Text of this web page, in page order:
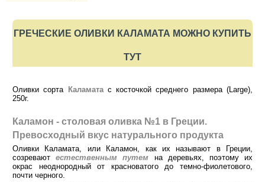
ГРЕЧЕСКИЕ ОЛИВКИ КАЛАМАТА МОЖНО КУПИТЬ
ТУТ
Оливки сорта Каламатас косточкой среднего размера (Large),
250г.
Каламон - столовая оливка №1 в Греции.
Превосходный вкус натурального продукта
Оливки Каламата, или Каламон, как их называют в Греции,
созреваютестественным путем на деревьях, поэтому их
окрас неоднородный от красноватого до темно-фиолетового,
почти черного.